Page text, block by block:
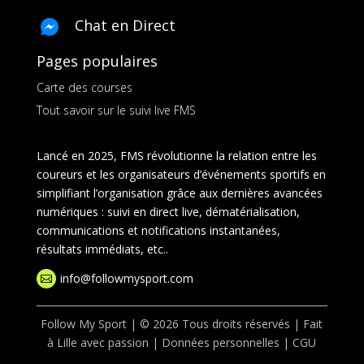
Chat en Direct
Pages populaires
Carte des courses
Tout savoir sur le suivi live FMS
Lancé en 2025, FMS révolutionne la relation entre les
coureurs et les organisateurs d’événements sportifs en
simplifiant l’organisation grâce aux dernières avancées
numériques : suivi en direct live, dématérialisation,
communications et notifications instantanées,
résultats immédiats, etc..
 info@followmysport.com
Follow My Sport | © 2026 Tous droits réservés | Fait
à Lille avec passion | Données personnelles |CGU